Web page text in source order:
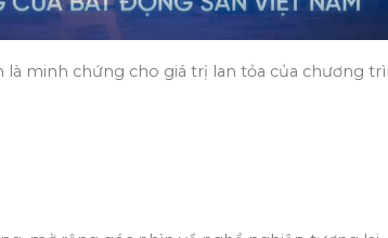
minh chứng cho giá trị lan tỏa của chương